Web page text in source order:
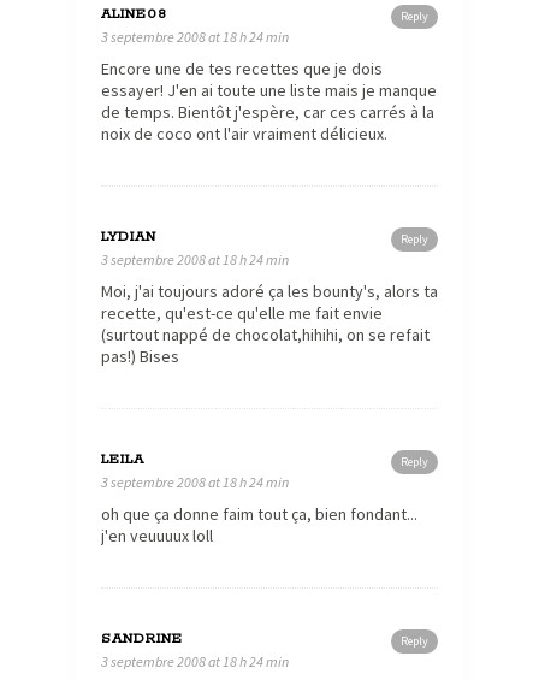
Reply
ALINE08
3 septembre 2008 at 18 h 24 min
Encore une de tes recettes que je dois
essayer! J'en ai toute une liste mais je manque
de temps. Bientôt j'espère, car ces carrés à la
noix de coco ont l'air vraiment délicieux.
Reply
LYDIAN
3 septembre 2008 at 18 h 24 min
Moi, j'ai toujours adoré ça les bounty's, alors ta
recette, qu'est-ce qu'elle me fait envie
(surtout nappé de chocolat,hihihi, on se refait
pas!) Bises
Reply
LEILA
3 septembre 2008 at 18 h 24 min
oh que ça donne faim tout ça, bien fondant...
j'en veuuuux loll
Reply
SANDRINE
3 septembre 2008 at 18 h 24 min